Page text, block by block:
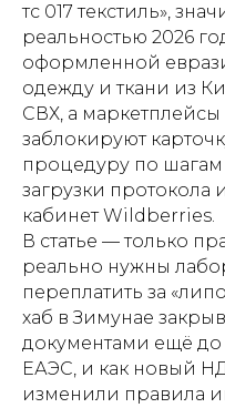
тс 017 текстиль»,
реальностью 2026
оформленной
одежду и ткани из
СВХ, а маркетплейсы
заблокируют
процедуру по
загрузки
кабинет Wildberries.
В статье — только
реально нужны
переплатить за
хаб в Зимунае
документами ещё
ЕАЭС, и как новый
изменили правила